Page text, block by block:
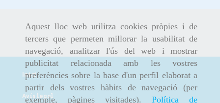
Aquest lloc web utilitza cookies pròpies i de
tercers que permeten millorar la usabilitat de
navegació, analitzar l'ús del web i mostrar
publicitat relacionada amb les vostres
preferències sobre la base d'un perfil elaborat a
partir dels vostres hàbits de navegació (per
exemple, pàgines visitades). Política de
Inici
Avís legal